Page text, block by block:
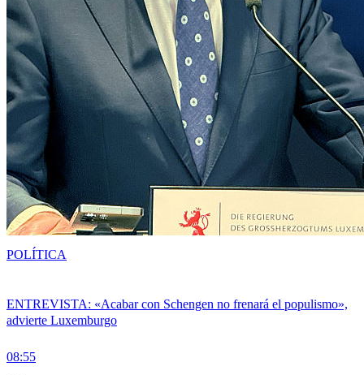
ENTREVISTA: «Acabar con Schengen no frenará el populismo»,
advierte Luxemburgo
08:55
POLÍTICA